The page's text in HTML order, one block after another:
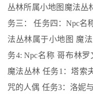
丛林所属小地图魔法丛
务三： 任务四：Npc名
法丛林属于小地图 魔
务4: Npc名称 哥布林
魔法丛林 任务1：塔索
咒的人偶 任务3：洛妮